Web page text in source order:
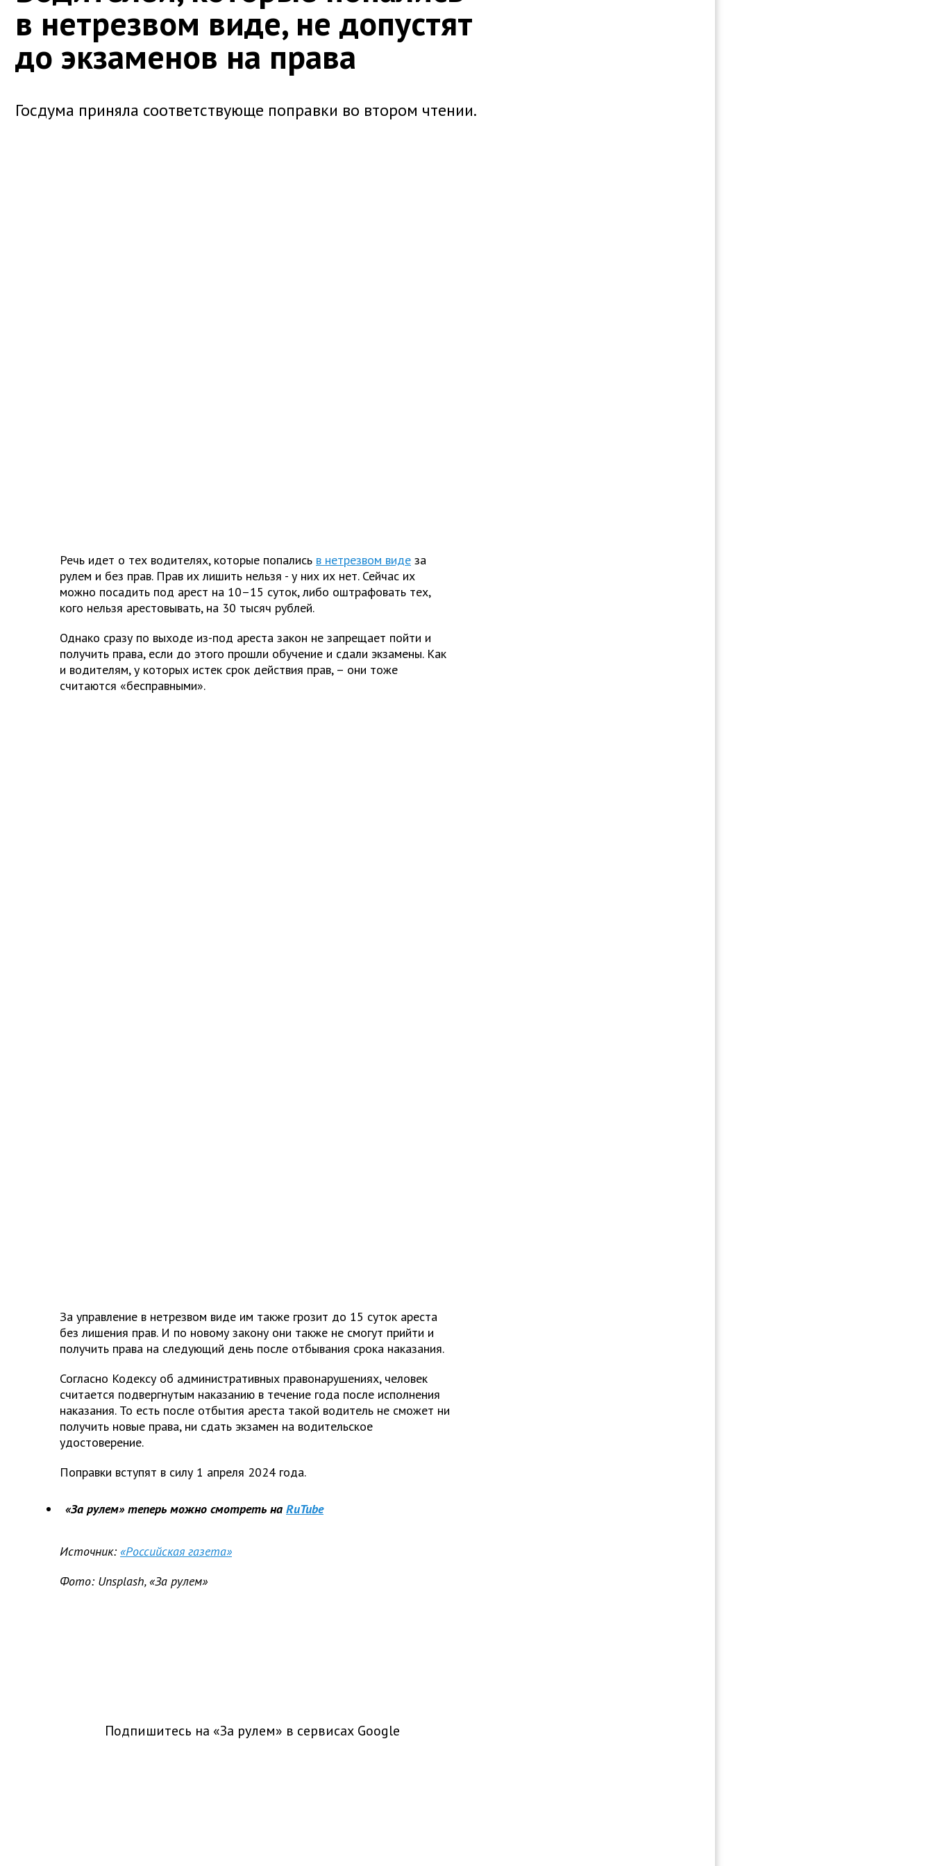
в нетрезвом виде, не допустят
до экзаменов на права
Госдума приняла соответствующе поправки во втором чтении.
Речь идет о тех водителях, которые попались в нетрезвом виде за
рулем и без прав. Прав их лишить нельзя - у них их нет. Сейчас их
можно посадить под арест на 10–15 суток, либо оштрафовать тех,
кого нельзя арестовывать, на 30 тысяч рублей.
Однако сразу по выходе из-под ареста закон не запрещает пойти и
получить права, если до этого прошли обучение и сдали экзамены. Как
и водителям, у которых истек срок действия прав, – они тоже
считаются «бесправными».
За управление в нетрезвом виде им также грозит до 15 суток ареста
без лишения прав. И по новому закону они также не смогут прийти и
получить права на следующий день после отбывания срока наказания.
Согласно Кодексу об административных правонарушениях, человек
считается подвергнутым наказанию в течение года после исполнения
наказания. То есть после отбытия ареста такой водитель не сможет ни
получить новые права, ни сдать экзамен на водительское
удостоверение.
Поправки вступят в силу 1 апреля 2024 года.
«За рулем» теперь можно смотреть на RuTube
Источник: «Российская газета»
Фото: Unsplash, «За рулем»
Подпишитесь на «За рулем» в сервисах Google